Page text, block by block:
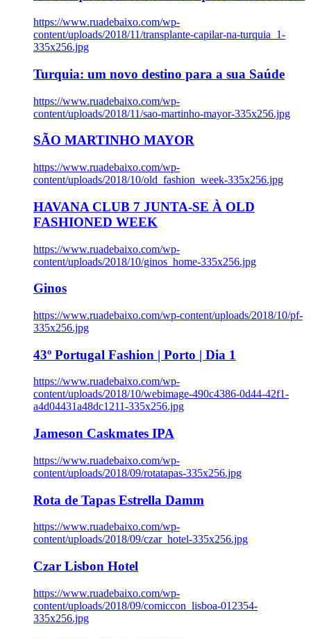
https://www.ruadebaixo.com/wp-
content/uploads/2018/11/transplante-capilar-na-turquia_1-
335x256.jpg
Turquia: um novo destino para a sua Saúde
https://www.ruadebaixo.com/wp-
content/uploads/2018/11/sao-martinho-mayor-335x256.jpg
SÃO MARTINHO MAYOR
https://www.ruadebaixo.com/wp-
content/uploads/2018/10/old_fashion_week-335x256.jpg
HAVANA CLUB 7 JUNTA-SE À OLD
FASHIONED WEEK
https://www.ruadebaixo.com/wp-
content/uploads/2018/10/ginos_home-335x256.jpg
Ginos
https://www.ruadebaixo.com/wp-content/uploads/2018/10/pf-
335x256.jpg
43º Portugal Fashion | Porto | Dia 1
https://www.ruadebaixo.com/wp-
content/uploads/2018/10/webimage-490c4386-0d44-42f1-
a4d04431a48dc1211-335x256.jpg
Jameson Caskmates IPA
https://www.ruadebaixo.com/wp-
content/uploads/2018/09/rotatapas-335x256.jpg
Rota de Tapas Estrella Damm
https://www.ruadebaixo.com/wp-
content/uploads/2018/09/czar_hotel-335x256.jpg
Czar Lisbon Hotel
https://www.ruadebaixo.com/wp-
content/uploads/2018/09/comiccon_lisboa-012354-
335x256.jpg